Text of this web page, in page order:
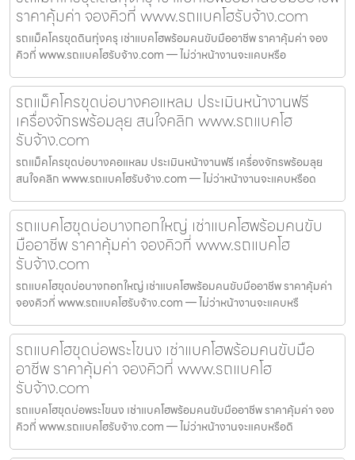
ราคาคุ้มค่า จองคิวที่ www.รถแบคโฮรับจ้าง.com
รถแม็คโครขุดดินทุ่งครุ เช่าแบคโฮพร้อมคนขับมืออาชีพ ราคาคุ้มค่า จอง
คิวที่ www.รถแบคโฮรับจ้าง.com — ไม่ว่าหน้างานจะแคบหรือ
รถแม็คโครขุดบ่อบางคอแหลม ประเมินหน้างานฟรี
เครื่องจักรพร้อมลุย สนใจคลิก www.รถแบคโฮ
รับจ้าง.com
รถแม็คโครขุดบ่อบางคอแหลม ประเมินหน้างานฟรี เครื่องจักรพร้อมลุย
สนใจคลิก www.รถแบคโฮรับจ้าง.com — ไม่ว่าหน้างานจะแคบหรือด
รถแบคโฮขุดบ่อบางกอกใหญ่ เช่าแบคโฮพร้อมคนขับ
มืออาชีพ ราคาคุ้มค่า จองคิวที่ www.รถแบคโฮ
รับจ้าง.com
รถแบคโฮขุดบ่อบางกอกใหญ่ เช่าแบคโฮพร้อมคนขับมืออาชีพ ราคาคุ้มค่า
จองคิวที่ www.รถแบคโฮรับจ้าง.com — ไม่ว่าหน้างานจะแคบหรื
รถแบคโฮขุดบ่อพระโขนง เช่าแบคโฮพร้อมคนขับมือ
อาชีพ ราคาคุ้มค่า จองคิวที่ www.รถแบคโฮ
รับจ้าง.com
รถแบคโฮขุดบ่อพระโขนง เช่าแบคโฮพร้อมคนขับมืออาชีพ ราคาคุ้มค่า จอง
คิวที่ www.รถแบคโฮรับจ้าง.com — ไม่ว่าหน้างานจะแคบหรือดิ